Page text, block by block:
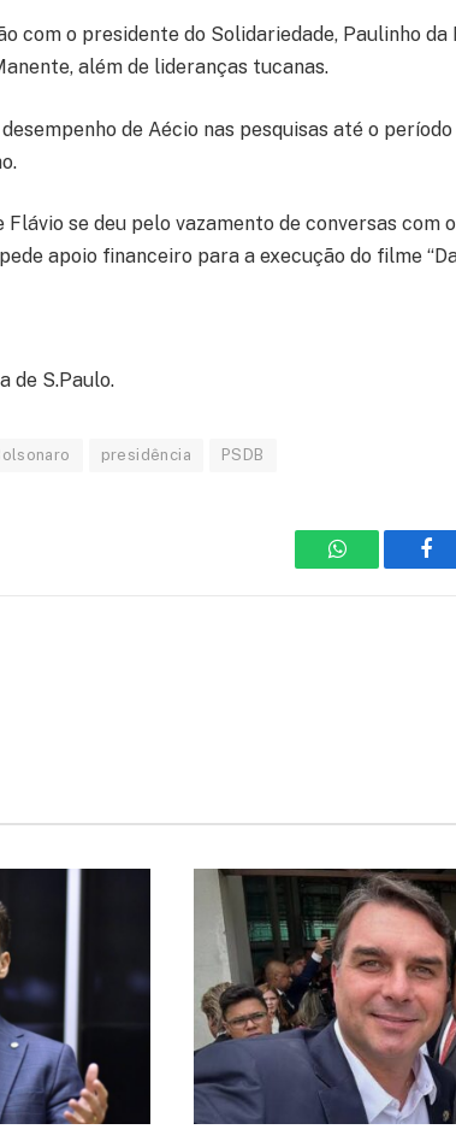
com o presidente do Solidariedade, Paulinho da
além de lideranças tucanas.
de Aécio nas pesquisas até o período
se deu pelo vazamento de conversas com
apoio financeiro para a execução do filme
de S.Paulo.
presidência PSDB
WhatsApp